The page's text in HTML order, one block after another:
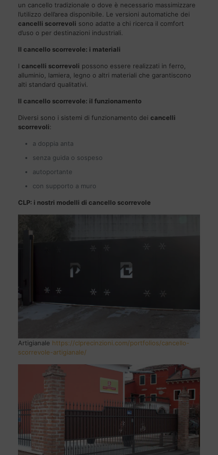
un cancello tradizionale o dove è necessario massimizzare
l’utilizzo dell’area disponibile. Le versioni automatiche dei
cancelli scorrevoli sono adatte a chi ricerca il comfort
d’uso o per destinazioni industriali.
Il cancello scorrevole: i materiali
I cancelli scorrevoli possono essere realizzati in ferro,
alluminio, lamiera, legno o altri materiali che garantiscono
alti standard qualitativi.
Il cancello scorrevole: il funzionamento
Diversi sono i sistemi di funzionamento dei cancelli
scorrevoli:
a doppia anta
senza guida o sospeso
autoportante
con supporto a muro
CLP: i nostri modelli di cancello scorrevole
Artigianale https://clprecinzioni.com/portfolios/cancello-
scorrevole-artigianale/